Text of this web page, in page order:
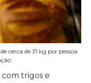
cerca de 31 kg por pessoa
com trigos e